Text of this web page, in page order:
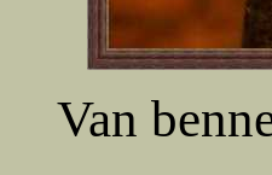
Van